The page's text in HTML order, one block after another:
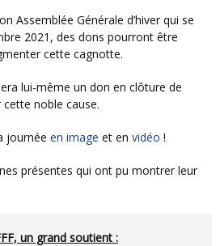
2021, des dons pourront être
cette cagnotte.
noble cause.
journée en image et en vidéo !
un grand soutient :